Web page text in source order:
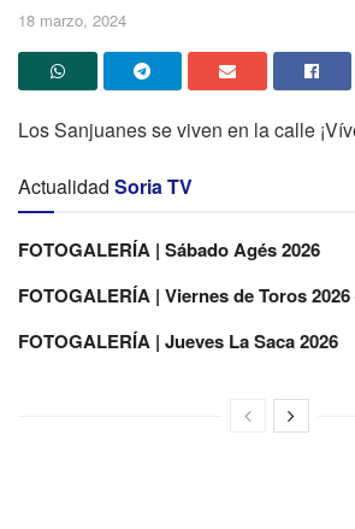
18 marzo, 2024
Los Sanjuanes se viven en la calle
Actualidad Soria TV
FOTOGALERÍA | Sábado Agés 2026
FOTOGALERÍA | Viernes de Toros
FOTOGALERÍA | Jueves La Saca 2026